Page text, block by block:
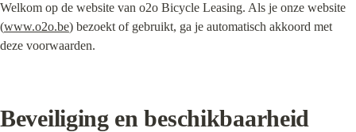
Welkom op de website van o2o Bicycle Leasing. Als je onze website
(www.o2o.be) bezoekt of gebruikt, ga je automatisch akkoord met
deze voorwaarden.
Beveiliging en beschikbaarheid